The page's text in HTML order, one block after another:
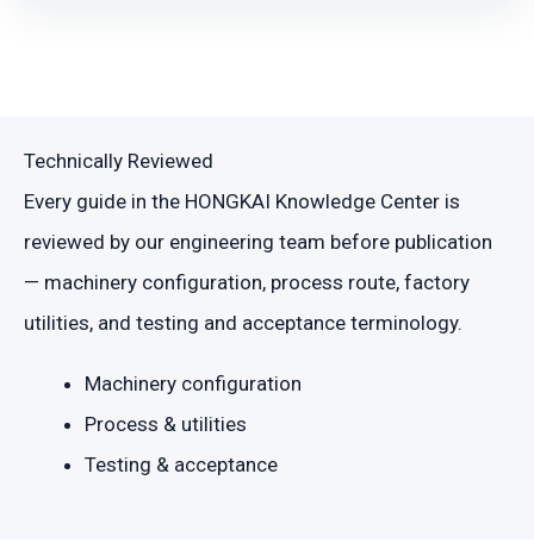
Technically Reviewed
Every guide in the HONGKAI Knowledge Center is
reviewed by our engineering team before publication
— machinery configuration, process route, factory
utilities, and testing and acceptance terminology.
Machinery configuration
Process & utilities
Testing & acceptance